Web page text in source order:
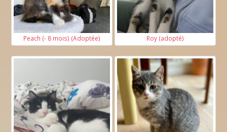
Peach (- 8 mois) (Adoptée) Roy (adopté)